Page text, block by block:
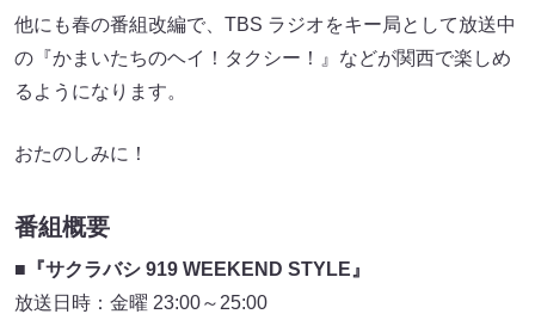
他にも春の番組改編で、TBS ラジオをキー局として放送中
の『かまいたちのヘイ！タクシー！』などが関西で楽しめ
るようになります。
おたのしみに！
番組概要
■ 『サクラバシ 919 WEEKEND STYLE』
放送日時：金曜 23:00～25:00